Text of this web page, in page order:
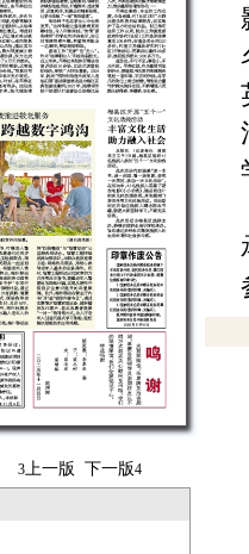
3 上一版 下一版4